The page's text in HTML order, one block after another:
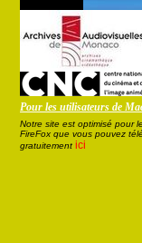
Pour les utilisateurs de
Notre site est optimisé pour
FireFox que vous pouvez
gratuitement ici